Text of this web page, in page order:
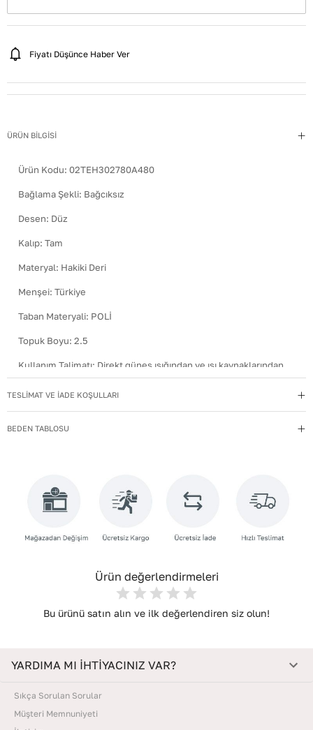
Fiyatı Düşünce Haber Ver
ÜRÜN BİLGİSİ
Ürün Kodu: 02TEH302780A480
Bağlama Şekli: Bağcıksız
Desen: Düz
Kalıp: Tam
Materyal: Hakiki Deri
Menşei: Türkiye
Taban Materyali: POLİ
Topuk Boyu: 2.5
Kullanım Talimatı: Direkt güneş ışığından ve ısı kaynaklarından
uzak tutun.
Deri ayakkabılarınızı yumuşak bir fırçayla tozdan
bekleyin.
Deri Cinsi:Dana Deri
TESLİMAT VE İADE KOŞULLARI
BEDEN TABLOSU
Ürün değerlendirmeleri
Bu ürünü satın alın ve ilk değerlendiren siz olun!
YARDIMA MI İHTİYACINIZ VAR?
Sıkça Sorulan Sorular
Müşteri Memnuniyeti